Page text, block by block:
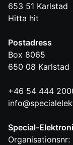
653 51 Karlstad
Hitta hit
Postadress
Box 8065
650 08 Karlstad
+46 54 444
Special-